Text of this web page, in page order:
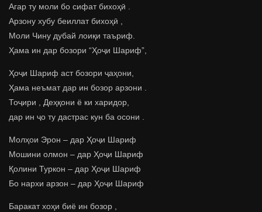
Агар ту моли бо сифат бихоҳӣ .
Арзону хубу беиллат бихоҳӣ ,
Моли Чину дубай лоиқи таъриф.
Ҳама ин дар бозори “Ҳоҷи Шариф”,
Ҳоҷи Шариф аст бозори ҷаҳони,
Ҳама неъмат дар ин бозор арзони .
Тоҷири , Деҳқони ё ки харидор,
дар ин ҷо ту дастрас кун ба осони .
Молҳои Эрон – дар Ҳоҷи Шариф
Мошини олмон – дар Ҳоҷи Шариф
Қолини Туркон – дар Ҳоҷи Шариф
Бо нархи арзон – дар Ҳоҷи Шариф
Баракат хоҳи биё ин бозор ,